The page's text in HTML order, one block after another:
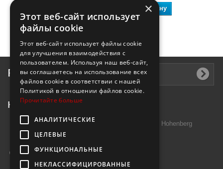
В корзину
Рассылка
Контактная информация
Introtek GmbH, Hutschenreuther Str. 13 95691 Hohenberg
Deutschland
Звоните нам:
×
Этот веб-сайт использует
файлы cookie
Этот веб-сайт использует файлы cookie
для улучшения взаимодействия с
пользователем. Используя наш веб-сайт,
вы соглашаетесь на использование всех
файлов cookie в соответствии с нашей
Политикой в ​​отношении файлов cookie.
Прочитайте больше
АНАЛИТИЧЕСКИЕ
ЦЕЛЕВЫЕ
ФУНКЦИОНАЛЬНЫЕ
НЕКЛАССИФИЦИРОВАННЫЕ